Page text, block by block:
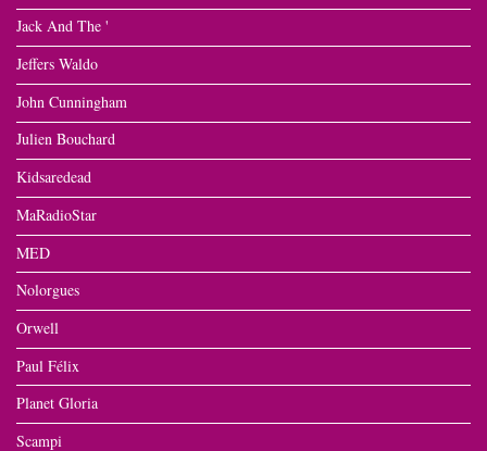
Jack And The '
Jeffers Waldo
John Cunningham
Julien Bouchard
Kidsaredead
MaRadioStar
MED
Nolorgues
Orwell
Paul Félix
Planet Gloria
Scampi